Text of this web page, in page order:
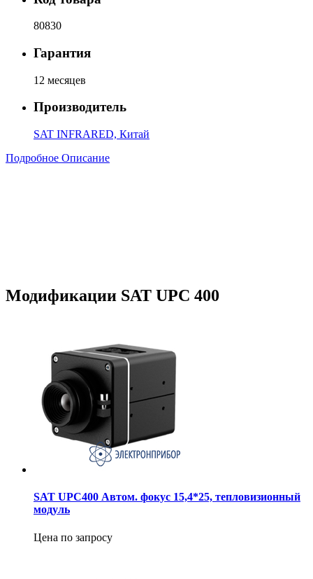
80830
Гарантия
12 месяцев
Производитель
SAT INFRARED, Китай
Подробное Описание
Модификации SAT UPC 400
SAT UPC400 Автом. фокус 15,4*25, тепловизионный
модуль
Цена по запросу